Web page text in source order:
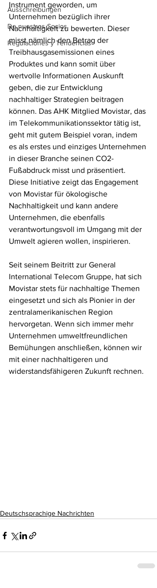
Ausschreibungen
De nuestros Socios
Regulaciones y Tendencias
Instrument geworden, um
Unternehmen bezüglich ihrer
Nachhaltigkeit zu bewerten. Dieser
misst nämlich den Betrag der
Treibhausgasemissionen eines
Produktes und kann somit über
wertvolle Informationen Auskunft
geben, die zur Entwicklung
nachhaltiger Strategien beitragen
können. Das AHK Mitglied Movistar, das
im Telekommunikationssektor tätig ist,
geht mit gutem Beispiel voran, indem
es als erstes und einziges Unternehmen
in dieser Branche seinen CO2-
Fußabdruck misst und präsentiert.
Diese Initiative zeigt das Engagement
von Movistar für ökologische
Nachhaltigkeit und kann andere
Unternehmen, die ebenfalls
verantwortungsvoll im Umgang mit der
Umwelt agieren wollen, inspirieren.
Seit seinem Beitritt zur General
International Telecom Gruppe, hat sich
Movistar stets für nachhaltige Themen
eingesetzt und sich als Pionier in der
zentralamerikanischen Region
hervorgetan. Wenn sich immer mehr
Unternehmen umweltfreundlichen
Bemühungen anschließen, können wir
mit einer nachhaltigeren und
widerstandsfähigeren Zukunft rechnen.
Deutschsprachige Nachrichten